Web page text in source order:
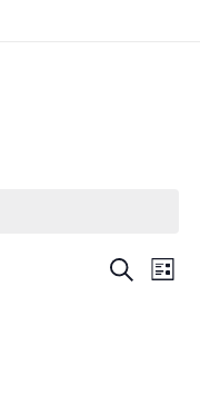
Cerca
Lista